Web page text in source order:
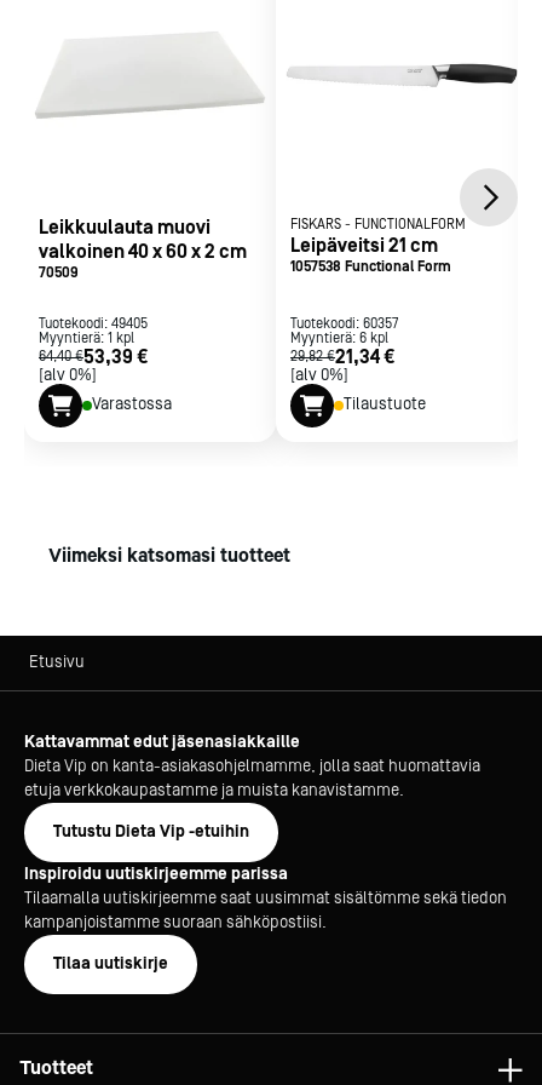
Leikkuulauta muovi
valkoinen 40 x 60 x 2 cm
70509
Tuotekoodi: 49405
Myyntierä: 1 kpl
64,40 €53,39 €
[alv 0%]
Varastossa
FISKARS - FUNCTIONALFORM
Leipäveitsi 21 cm
1057538 Functional Form
Tuotekoodi: 60357
Myyntierä: 6 kpl
29,82 €21,34 €
[alv 0%]
Tilaustuote
Viimeksi katsomasi tuotteet
Etusivu
Kattavammat edut jäsenasiakkaille
Dieta Vip on kanta-asiakasohjelmamme, jolla saat huomattavia
etuja verkkokaupastamme ja muista kanavistamme.
Tutustu Dieta Vip -etuihin
Inspiroidu uutiskirjeemme parissa
Tilaamalla uutiskirjeemme saat uusimmat sisältömme sekä tiedon
kampanjoistamme suoraan sähköpostiisi.
Tilaa uutiskirje
Tuotteet